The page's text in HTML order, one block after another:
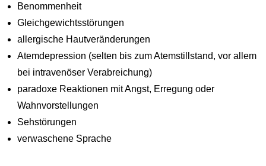
Benommenheit
Gleichgewichtsstörungen
allergische Hautveränderungen
Atemdepression (selten bis zum Atemstillstand, vor allem
bei intravenöser Verabreichung)
paradoxe Reaktionen mit Angst, Erregung oder
Wahnvorstellungen
Sehstörungen
verwaschene Sprache